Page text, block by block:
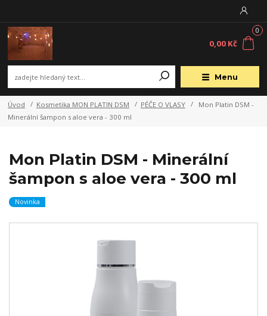
Menu
0
0,00 Kč
Úvod Kosmetika MON PLATIN DSM PÉČE O VLASY
Mon Platin DSM -
Minerální šampon s aloe vera - 300 ml
Mon Platin DSM - Minerální
šampon s aloe vera - 300 ml
Novinka